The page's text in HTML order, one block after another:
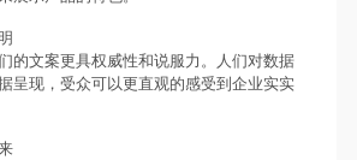
的文案更具权威性和说服力。人们对数据
呈现，受众可以更直观的感受到企业实实